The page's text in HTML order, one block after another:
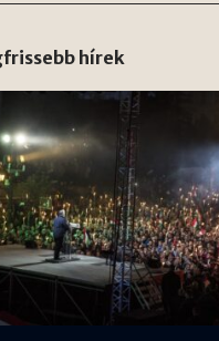
hírek